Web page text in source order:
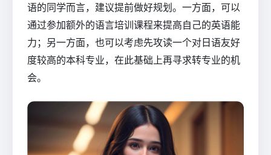
语的同学而言，建议提前做好规划。一方面，可以
通过参加额外的语言培训课程来提高自己的英语能
力；另一方面，也可以考虑先攻读一个对日语友好
度较高的本科专业，在此基础上再寻求转专业的机
会。